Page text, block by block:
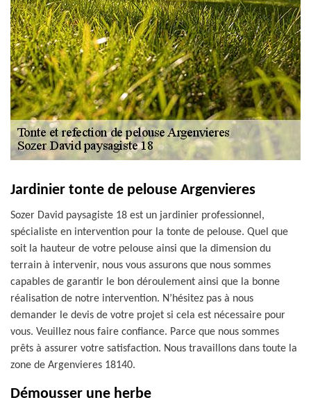
Jardinier tonte de pelouse Argenvieres
Sozer David paysagiste 18 est un jardinier professionnel,
spécialiste en intervention pour la tonte de pelouse. Quel que
soit la hauteur de votre pelouse ainsi que la dimension du
terrain à intervenir, nous vous assurons que nous sommes
capables de garantir le bon déroulement ainsi que la bonne
réalisation de notre intervention. N’hésitez pas à nous
demander le devis de votre projet si cela est nécessaire pour
vous. Veuillez nous faire confiance. Parce que nous sommes
prêts à assurer votre satisfaction. Nous travaillons dans toute la
zone de Argenvieres 18140.
Démousser une herbe